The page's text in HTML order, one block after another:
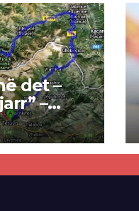
det –
–
kryer
Tetovës
për